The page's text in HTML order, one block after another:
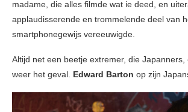
madame, die alles filmde wat ie deed, en
applaudisserende en trommelende deel van
smartphonegewijs vereeuwigde.
Altijd net een beetje extremer, die Japanners,
weer het geval. Edward Barton op zijn